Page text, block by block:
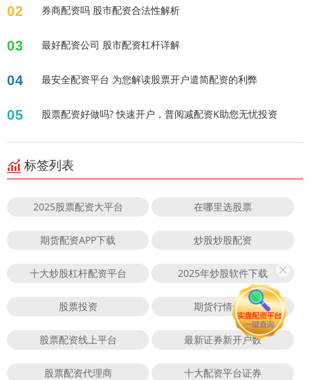
02 券商配资吗 股市配资合法性解析
03 最好配资公司 股市配资杠杆详解
04 最安全配资平台 为您解读股票开户遣简配资的利弊
05 股票配资好做吗? 快速开户，普阅减配资K助您无忧投资
标签列表
2025股票配资大平台 在哪里选股票
期货配资APP下载 炒股炒股配资
十大炒股杠杆配资平台 2025年炒股软件下载
股票投资 期货行情分析
股票配资线上平台 最新证券新开户数
股票配资代理商 十大配资平台证券